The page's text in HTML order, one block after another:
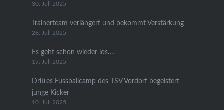
30. Juli 2025
Trainerteam verlängert und bekommt Verstärkung
28. Juli 2025
Es geht schon wieder los….
19. Juli 2025
Drittes Fussballcamp des TSV Vordorf begeistert
junge Kicker
10. Juli 2025